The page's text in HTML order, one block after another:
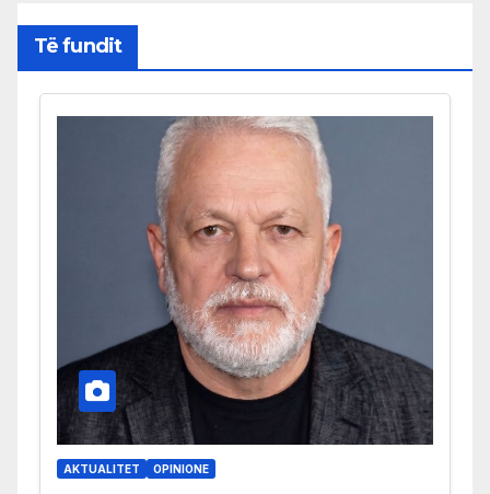
Të fundit
AKTUALITET OPINIONE